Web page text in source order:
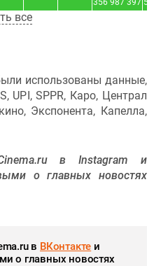
356 987 397 5
все
использованы данные,
UPI, SPPR, Каро, Централ
Экспонента, Капелла,
в Instagram и
о главных новостях
в ВКонтакте и
о главных новостях